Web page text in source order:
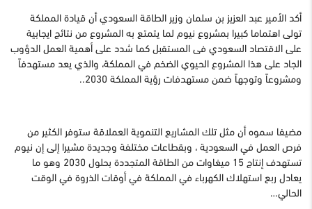
أكد الأمير عبد العزيز بن سلمان وزير الطاقة السعودي أن قيادة المملكة
تولى اهتماما كبيرا بمشروع نيوم لما يتمتع به المشروع من نتائج ايجابية
على الاقتصاد السعودي فى المستقبل كما شدد على أهمية العمل الدؤوب
الجاد على هذا المشروع الحيوي الضخم في المملكة، والذي يعد مستهدفاً
ومشروعاً وتوجهاً ضمن مستهدفات رؤية المملكة 2030..
مضيفا سموه أن مثل تلك المشاريع التنموية العملاقة ستوفر الكثير من
فرص العمل في السعودية ، وبقطاعات مختلفة وجديدة مشيرا إلى إن نيوم
تستهدف إنتاج 15 ميغاوات من الطاقة المتجددة بحلول 2030 وهو ما
يعادل ربع استهلاك الكهرباء في المملكة في أوقات الذروة في الوقت
الحالي…